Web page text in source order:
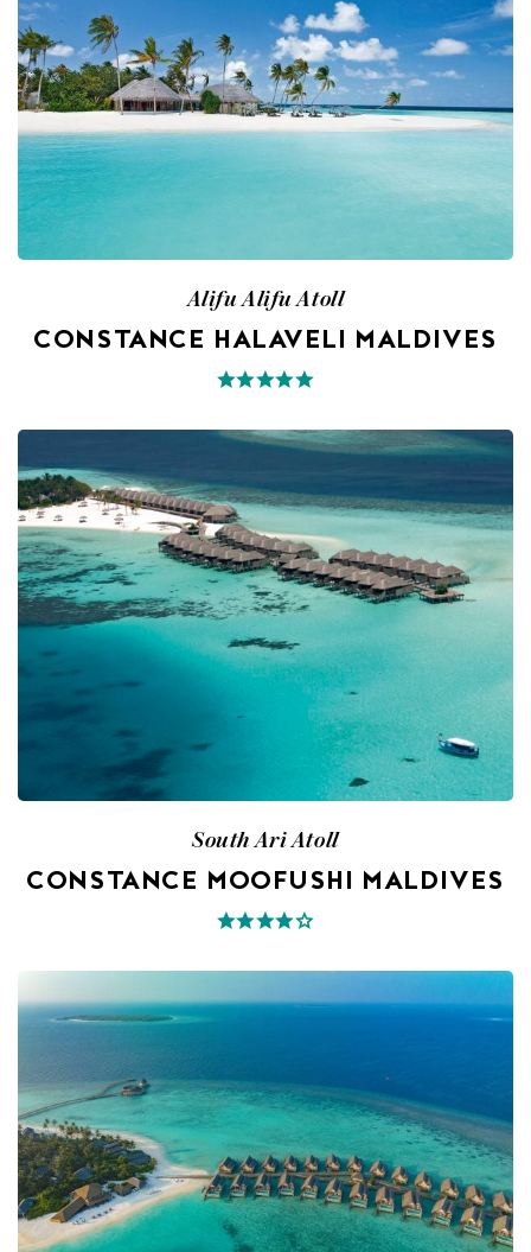
Alifu Alifu Atoll
CONSTANCE HALAVELI MALDIVES
South Ari Atoll
CONSTANCE MOOFUSHI MALDIVES